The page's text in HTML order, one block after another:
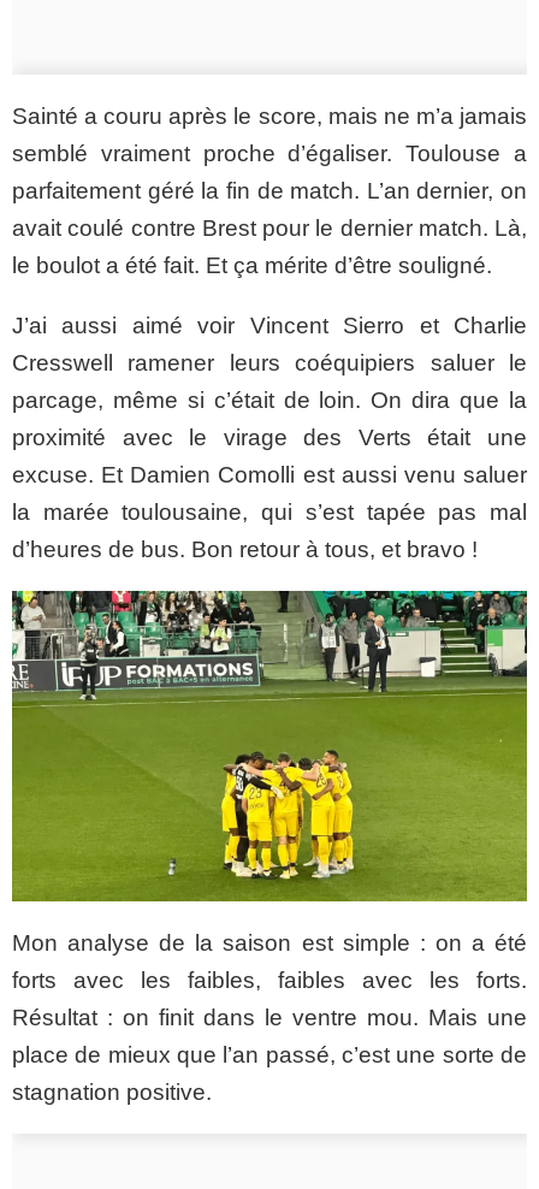
Sainté a couru après le score, mais ne m’a jamais
semblé vraiment proche d’égaliser. Toulouse a
parfaitement géré la fin de match. L’an dernier, on
avait coulé contre Brest pour le dernier match. Là,
le boulot a été fait. Et ça mérite d’être souligné.
J’ai aussi aimé voir Vincent Sierro et Charlie
Cresswell ramener leurs coéquipiers saluer le
parcage, même si c’était de loin. On dira que la
proximité avec le virage des Verts était une
excuse. Et Damien Comolli est aussi venu saluer
la marée toulousaine, qui s’est tapée pas mal
d’heures de bus. Bon retour à tous, et bravo !
Mon analyse de la saison est simple : on a été
forts avec les faibles, faibles avec les forts.
Résultat : on finit dans le ventre mou. Mais une
place de mieux que l’an passé, c’est une sorte de
stagnation positive.